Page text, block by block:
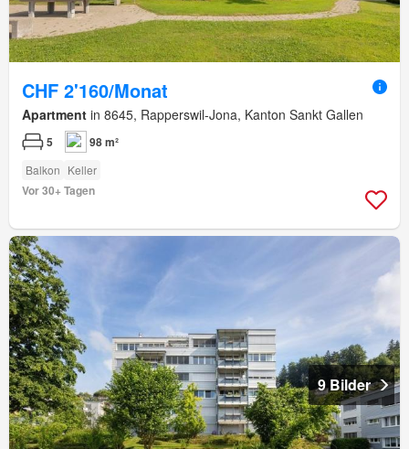
CHF 2'160/Monat
Apartment in 8645, Rapperswil-Jona, Kanton Sankt Gallen
5 98 m²
Balkon Keller
Vor 30+ Tagen
9 Bilder